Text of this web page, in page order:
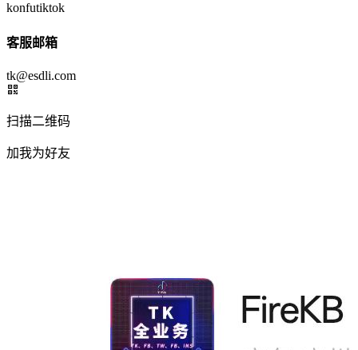
konfutiktok
客服邮箱
tk@esdli.com
扫描二维码
加我为好友